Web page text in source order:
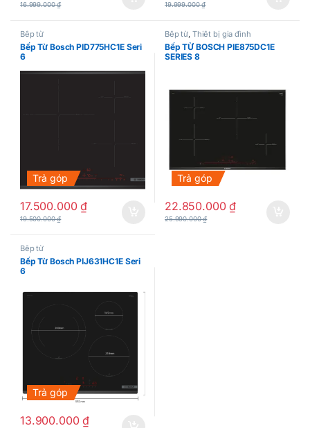
16.999.000₫ 19.999.000₫
Bếp từ
Bếp Từ Bosch PID775HC1E Seri
6
Trả góp
17.500.000₫
19.500.000₫
Bếp từ, Thiết bị gia đình
Bếp TỪ BOSCH PIE875DC1E
SERIES 8
Trả góp
22.850.000₫
25.990.000₫
Bếp từ
Bếp Từ Bosch PIJ631HC1E Seri
6
Trả góp
13.900.000₫